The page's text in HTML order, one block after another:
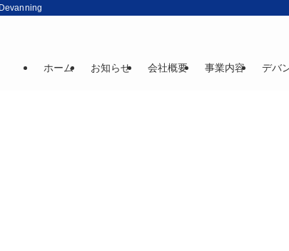
ホーム お知らせ 会社概要 事業内容 デバ